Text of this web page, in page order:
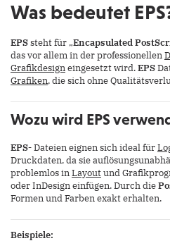
Was bedeutet
EPSsteht für „Encapsulated
das vor allem in der professionellen
Grafikdesigneingesetzt wird.EPS
Grafiken, die sich ohne
Wozu wird EPS
EPS-Dateien eignen sich ideal für
Druckdaten, da sie
problemlos inLayoutund
oder InDesign einfügen. Durch die
Formen und Farben exakt erhalten.
Beispiele: